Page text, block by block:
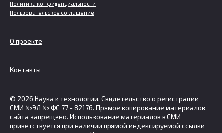
Политика конфиденциальности
Пользовательское соглашение
О проекте
Контакты
© 2026 Наука и технологии. Свидетельство о регистрации
СМИ №ЭЛ № ФС 77 - 82176. Прямое копирование материалов
сайта запрещено. Использование материалов в СМИ
приветствуется при наличии прямой индексируемой ссылки